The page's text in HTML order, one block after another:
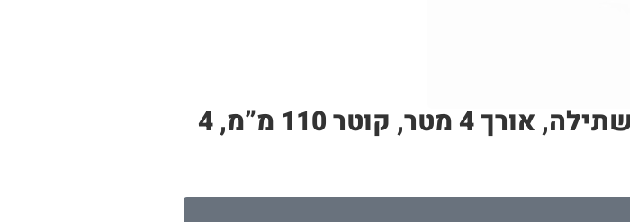
צינור PP לבן – תעלה לגידול הידרופוני | ללא חורי שתילה, אורך 4 מטר, קוטר 110 מ”מ, 4